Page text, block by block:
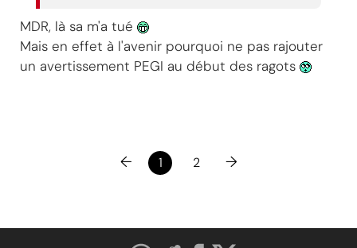
MDR, là sa m'a tué
Mais en effet à l'avenir pourquoi ne pas rajouter
un avertissement PEGI au début des ragots
← 1 2 →